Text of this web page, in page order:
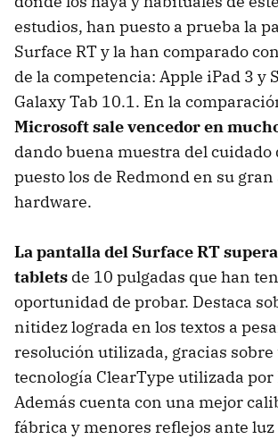
estudios, han puesto a prueba la
Surface RT y la han comparado
de la competencia: Apple iPad 3 y
Galaxy Tab 10.1. En la
Microsoft sale vencedor en
dando buena muestra del cuidado
puesto los de Redmond en su
hardware.
La pantalla del Surface RT
tablets de 10 pulgadas que han
oportunidad de probar. Destaca
nitidez lograda en los textos a
resolución utilizada, gracias sobre
tecnología ClearType utilizada
Además cuenta con una mejor
fábrica y menores reflejos ante